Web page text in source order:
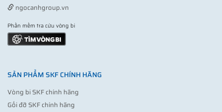
ngocanhgroup.vn
Phần mềm tra cứu vòng bi
SẢN PHẨM SKF CHÍNH HÃNG
Vòng bi SKF chính hãng
Gối đỡ SKF chính hãng